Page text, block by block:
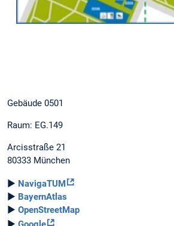
Gebäude 0501
Raum: EG.149
Arcisstraße 21
80333 München
► NavigaTUM
► BayernAtlas
► OpenStreetMap